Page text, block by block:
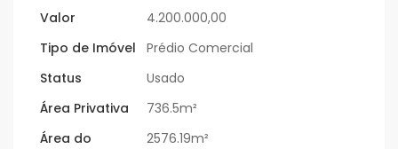
Valor
4.200.000,00
Tipo de Imóvel
Prédio Comercial
Status
Usado
Área Privativa
736.5m²
Área do
2576.19m²